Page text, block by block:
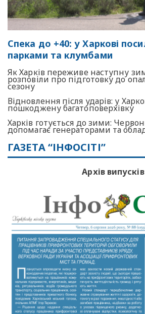
Спека до +40: у Харкові
парками та клумбами
Як Харків переживе наступну
розповіли про підготовку до
сезону
Відновлення після ударів: у
пошкоджену багатоповерхівку
Харків готується до зими:
допомагає генераторами та
ГАЗЕТА “ІНФОСІТІ”
Архів випусків